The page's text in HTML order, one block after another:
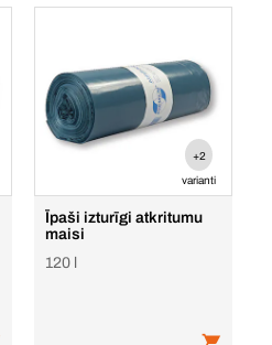
+2
varianti
Īpaši izturīgi atkritumu
maisi
120 l